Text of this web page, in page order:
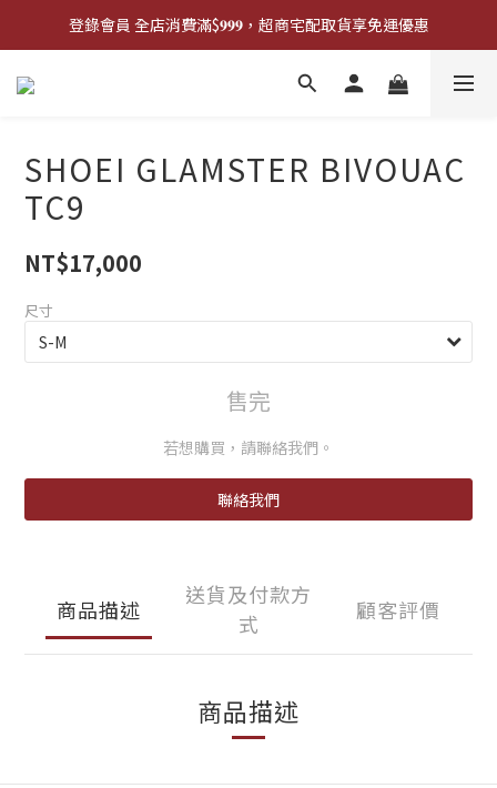
登錄會員 全店消費滿$𝟗𝟗𝟗，超商宅配取貨享免運優惠
登錄會員 全店消費滿$𝟗𝟗𝟗，超商宅配取貨享免運優惠
歡迎來門市試戴尺寸
登錄會員 全店消費滿$𝟗𝟗𝟗，超商宅配取貨享免運優惠
SHOEI GLAMSTER BIVOUAC
TC9
NT$17,000
尺寸
售完
若想購買，請聯絡我們。
聯絡我們
商品描述
送貨及付款方
式
顧客評價
商品描述